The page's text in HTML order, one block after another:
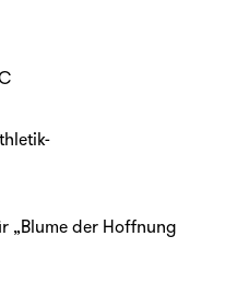
„Blume der Hoffnung